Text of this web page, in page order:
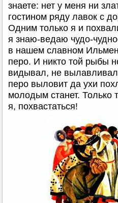
знаете: нет у меня ни
гостином ряду лавок с
Одним только я и
я знаю-ведаю чудо-
в нашем славном
перо. И никто той рыбы
видывал, не
перо выловит да ухи
молодым станет. Только
я, похвастаться!